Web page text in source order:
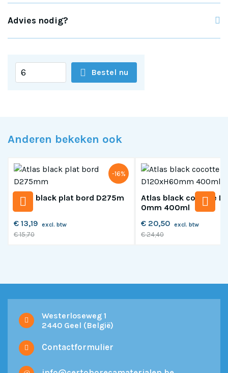
Advies nodig?
Bestel nu
Anderen bekeken ook
-16%
Atlas black plat bord D275m
m
€ 13,19 excl. btw
€ 15,70
Atlas black cocotte
0mm 400ml
€ 20,50 excl. btw
€ 24,40
Westerloseweg 1
2440 Geel (België)
Contactformulier